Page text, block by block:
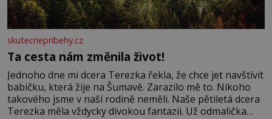
skutecnepribehy.cz
Ta cesta nám změnila život!
Jednoho dne mi dcera Terezka řekla, že chce jet navštívit
babičku, která žije na Šumavě. Zarazilo mě to. Nikoho
takového jsme v naší rodině neměli. Naše pětiletá dcera
Terezka měla vždycky divokou fantazii. Už odmalička